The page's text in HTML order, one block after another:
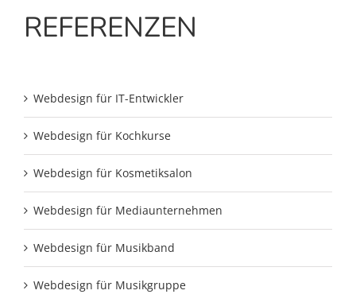
REFERENZEN
Webdesign für IT-Entwickler
Webdesign für Kochkurse
Webdesign für Kosmetiksalon
Webdesign für Mediaunternehmen
Webdesign für Musikband
Webdesign für Musikgruppe